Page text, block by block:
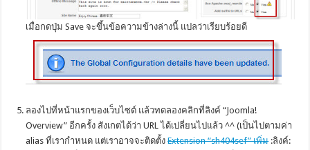
เมื่อกดปุ่ม Save จะขึ้นข้อความข้างล่างนี้ แปลว่าเรียบร้อยดี
ลองไปที่หน้าแรกของเว็บไซต์ แล้วทดลองคลิกที่ลิงค์ “Joomla!
Overview” อีกครั้ง สังเกตได้ว่า URL ได้เปลี่ยนไปแล้ว ^^ (เป็นไปตามค่า
alias ที่เรากำหนด แต่เราอาจจะติดตั้งExtension “sh404sef” เพิ่ม:ลิงค์: